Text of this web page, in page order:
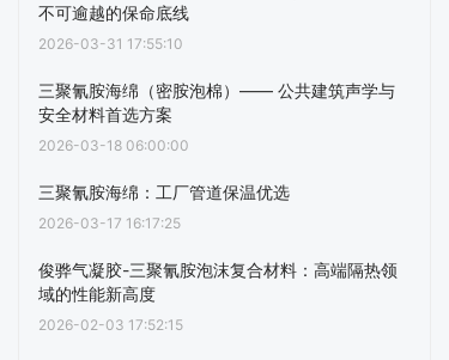
不可逾越的保命底线
2026-03-31 17:55:10
三聚氰胺海绵（密胺泡棉）—— 公共建筑声学与
安全材料首选方案
2026-03-18 06:00:00
三聚氰胺海绵：工厂管道保温优选
2026-03-17 16:17:25
俊骅气凝胶-三聚氰胺泡沫复合材料：高端隔热领
域的性能新高度
2026-02-03 17:52:15